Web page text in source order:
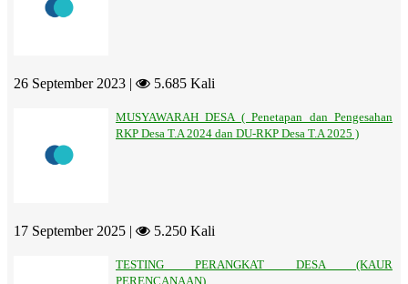
26 September 2023 | 5.685 Kali
MUSYAWARAH DESA ( Penetapan dan Pengesahan
RKP Desa T.A 2024 dan DU-RKP Desa T.A 2025 )
17 September 2025 | 5.250 Kali
TESTING PERANGKAT DESA (KAUR
PERENCANAAN)